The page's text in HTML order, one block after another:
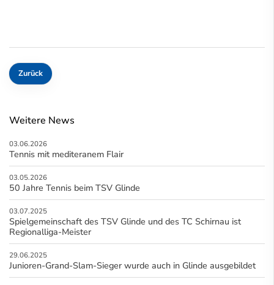
Zurück
Weitere News
03.06.2026
Tennis mit mediteranem Flair
03.05.2026
50 Jahre Tennis beim TSV Glinde
03.07.2025
Spielgemeinschaft des TSV Glinde und des TC Schirnau ist
Regionalliga-Meister
29.06.2025
Junioren-Grand-Slam-Sieger wurde auch in Glinde ausgebildet